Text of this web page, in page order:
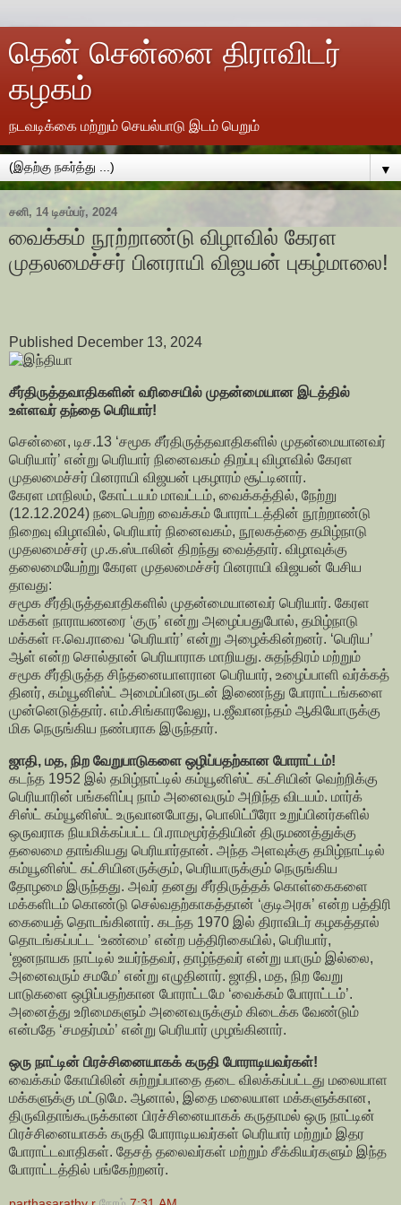
தென் சென்னை திராவிடர்
கழகம்
நடவடிக்கை மற்றும் செயல்பாடு இடம் பெறும்
▼
சனி, 14 டிசம்பர், 2024
வைக்கம் நூற்றாண்டு விழாவில் கேரள
முதலமைச்சர் பினராயி விஜயன் புகழ்மாலை!
Published December 13, 2024
சீர்திருத்தவாதிகளின் வரிசையில் முதன்மையான இடத்தில்
உள்ளவர் தந்தை பெரியார்!
சென்னை, டிச.13 ‘சமூக சீர்திருத்தவாதிகளில் முதன்​மை​யானவர்
பெரி​யார்’ என்று பெரி​யார் நினை​வகம் திறப்பு விழா​வில் கேரள
முதலமைச்சர் பினராயி விஜயன் புகழாரம் சூட்​டி​னார்.
கேரள மாநிலம், கோட்​டயம் மாவட்​டம், வைக்​கத்​தில், நேற்று
(12.12.2024) நடைபெற்ற வைக்கம் போராட்​டத்​தின் நூற்​றாண்டு
நிறைவு விழா​வில், பெரி​யார் நினை​வகம், நூலகத்தை தமிழ்நாடு
முதலமைச்சர் மு.க.ஸ்​டா​லின் திறந்து வைத்​தார். விழாவுக்கு
தலைமையேற்று கேரள முதலமைச்சர் பினராயி விஜயன் பேசி​ய​
தாவது:
சமூக சீர்​திருத்​தவா​தி​களில் முதன்​மை​யானவர் பெரி​யார். கேரள
மக்கள் நாராயணரை ‘குரு’ என்று அழைப்​பது​போல், தமிழ்நாடு
மக்கள் ஈ.வெ.ராவை ‘பெரி​யார்’ என்று அழைக்​கின்​றனர். ‘பெரிய’
ஆள் என்ற சொல்​தான் பெரி​யாராக மாறியது. சுதந்​திரம் மற்றும்
சமூக சீர்​திருத்த சிந்​தனை​யாளரான பெரி​யார், உழைப்​பாளி வர்க்​கத்​
தினர், கம்யூனிஸ்ட் அமைப்​பினருடன் இணைந்து போராட்​டங்களை
முன்னெடுத்​தார். எம்.சிங்​கார​வேலு, ப.ஜீவானந்தம் ஆகியோ​ருக்கு
மிக நெருங்கிய நண்பராக இருந்​தார்.
ஜாதி, மத, நிற வேறு​பாடுகளை ஒழிப்​ப​தற்கான போராட்டம்!
கடந்த 1952 இல் தமிழ்நாட்டில் கம்யூனிஸ்ட் கட்சி​யின் வெற்றிக்கு
பெரி​யாரின் பங்களிப்பு நாம் அனைவரும் அறிந்த விடயம். மார்க்​
சிஸ்ட் கம்யூனிஸ்ட் உருவான​போது, பொலிட்​பீரோ உறுப்​பினர்​களில்
ஒருவராக நியமிக்​கப்​பட்ட பி.ராமமூர்த்தி​யின் திரு​மணத்​துக்கு
தலைமை தாங்​கியது பெரி​யார்​தான். அந்த அளவுக்கு தமிழ்நாட்டில்
கம்யூனிஸ்ட் கட்சி​யினருக்​கும், பெரி​யாருக்​கும் நெருங்கிய
தோழமை இருந்​தது. அவர் தனது சீர்​திருத்தக் கொள்​கைகளை
மக்களிடம் கொண்டு செல்​வதற்​காகத்​தான் ‘குடிஅரசு’ என்ற பத்திரி​
கை​யைத் தொடங்​கினார். கடந்த 1970 இல் திராவிடர் கழகத்தால்
தொடங்​கப்​பட்ட ‘உண்மை’ என்ற பத்திரி​கை​யில், பெரி​யார்,
‘ஜனநாயக நாட்​டில் உயர்ந்​தவர், தாழ்ந்​தவர் என்று யாரும் இல்லை,
அனைவரும் சமமே’ என்று எழுதினார். ஜாதி, மத, நிற வேறு​
பாடுகளை ஒழிப்​ப​தற்கான போராட்டமே ‘வைக்கம் போராட்​டம்’.
அனைத்து உரிமை​களும் அனைவருக்​கும் கிடைக்க வேண்​டும்
என்பதே ‘சமதர்​மம்’ என்று பெரி​யார் முழங்​கினார்.
ஒரு நாட்​டின் பிரச்சினை​யாகக் கருதி போராடிய​வர்கள்!
வைக்கம் கோயி​லின் சுற்றுப்​பாதை தடை விலக்​கப்​பட்டது மலையாள
மக்களுக்கு மட்டுமே. ஆனால், இதை மலையாள மக்களுக்கான,
திரு​வி​தாங்​கூருக்கான பிரச்​சினை​யாகக் கருதாமல் ஒரு நாட்​டின்
பிரச்சினை​யாகக் கருதி போராடிய​வர்கள் பெரி​யார் மற்றும் இதர
போராட்​ட​வா​தி​கள். தேசத் தலைவர்கள் மற்றும் சீக்​கியர்​களும் இந்த
போராட்​டத்​தில் பங்கேற்​றனர்.